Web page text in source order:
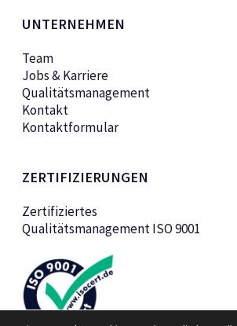
UNTERNEHMEN
Team
Jobs & Karriere
Qualitätsmanagement
Kontakt
Kontaktformular
ZERTIFIZIERUNGEN
Zertifiziertes
Qualitätsmanagement ISO 9001